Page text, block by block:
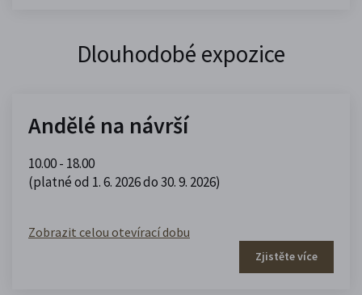
Dlouhodobé expozice
Andělé na návrší
10.00 - 18.00
(platné od 1. 6. 2026 do 30. 9. 2026)
Zobrazit celou otevírací dobu
Zjistěte více